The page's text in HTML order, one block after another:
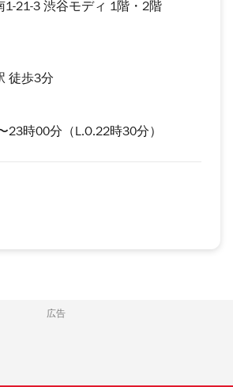
1-21-3 渋谷モディ 1階・2階
徒歩3分
23時00分（L.O.22時30分）
広告